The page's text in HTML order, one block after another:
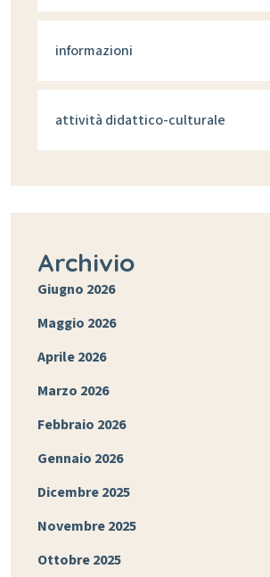
informazioni
attività didattico-culturale
Archivio
Giugno 2026
Maggio 2026
Aprile 2026
Marzo 2026
Febbraio 2026
Gennaio 2026
Dicembre 2025
Novembre 2025
Ottobre 2025